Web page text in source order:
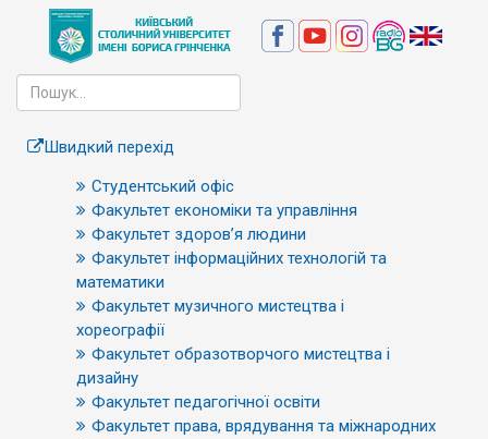
Швидкий перехід
Студентський офіс
Факультет економіки та управління
Факультет здоров’я людини
Факультет інформаційних технологій та
математики
Факультет музичного мистецтва і
хореографії
Факультет образотворчого мистецтва і
дизайну
Факультет педагогічної освіти
Факультет права, врядування та міжнародних